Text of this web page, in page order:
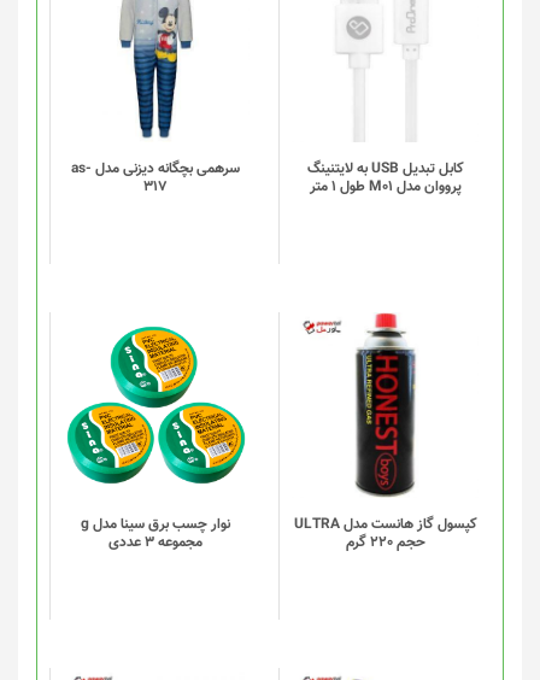
کابل تبدیل USB به لایتنینگ
پرووان مدل M01 طول 1 متر
سرهمی بچگانه دیزنی مدل as-
317
کپسول گاز هانست مدل ULTRA
حجم 220 گرم
نوار چسب برق سینا مدل g
مجموعه 3 عددی